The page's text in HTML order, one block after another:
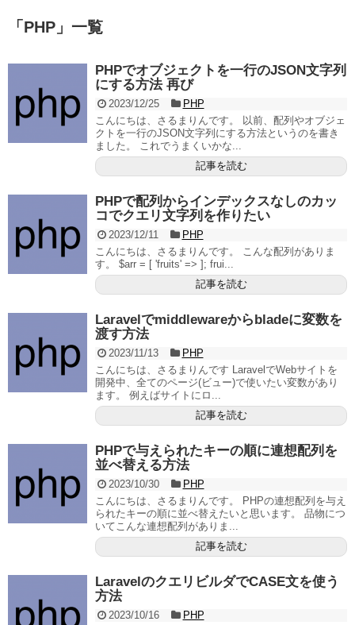
「 PHP 」 一覧
PHPでオブジェクトを一行のJSON文字列
にする方法 再び
2023/12/25
PHP
こんにちは、さるまりんです。 以前、配列やオブジェ
クトを一行のJSON文字列にする方法というのを書き
ました。 これでうまくいかな...
記事を読む
PHPで配列からインデックスなしのカッ
コでクエリ文字列を作りたい
2023/12/11
PHP
こんにちは、さるまりんです。 こんな配列がありま
す。 $arr = [ 'fruits' => ]; frui...
記事を読む
Laravelでmiddlewareからbladeに変数を
渡す方法
2023/11/13
PHP
こんにちは、さるまりんです LaravelでWebサイトを
開発中、全てのページ(ビュー)で使いたい変数があり
ます。 例えばサイトにロ...
記事を読む
PHPで与えられたキーの順に連想配列を
並べ替える方法
2023/10/30
PHP
こんにちは、さるまりんです。 PHPの連想配列を与え
られたキーの順に並べ替えたいと思います。 品物につ
いてこんな連想配列がありま...
記事を読む
LaravelのクエリビルダでCASE文を使う
方法
2023/10/16
PHP